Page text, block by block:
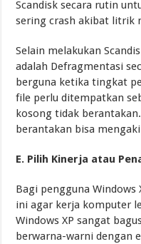
Scandisk secara rutin
sering crash akibat litrik
Selain melakukan
adalah Defragmentasi
berguna ketika tingkat
file perlu ditempatkan
kosong tidak
berantakan bisa
E. Pilih Kinerja atau
Bagi pengguna
ini agar kerja komputer
Windows XP sangat
berwarna-warni dengan